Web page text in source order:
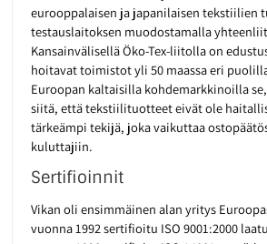
eurooppalaisen ja japanilaisen tekstiilien
testauslaitoksen muodostamalla
Kansainvälisellä Öko-Tex-liitolla on
hoitavat toimistot yli 50 maassa eri
Euroopan kaltaisilla kohdemarkkinoilla
siitä, että tekstiilituotteet eivät ole
tärkeämpi tekijä, joka vaikuttaa
kuluttajiin.
Sertifioinnit
Vikan oli ensimmäinen alan yritys
vuonna 1992 sertifioitu ISO 9001:2000